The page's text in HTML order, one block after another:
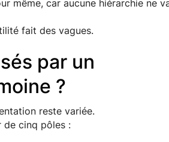
même, car aucune hiérarchie ne
fait des vagues.
par un
?
reste variée.
de cinq pôles :